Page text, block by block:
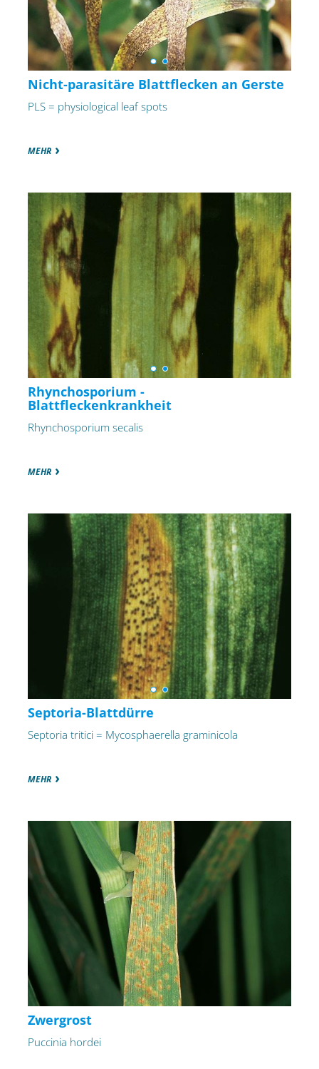
Nicht-parasitäre Blattflecken an Gerste
PLS = physiological leaf spots
MEHR
Rhynchosporium -
Blattfleckenkrankheit
Rhynchosporium secalis
MEHR
Septoria-Blattdürre
Septoria tritici = Mycosphaerella graminicola
MEHR
Zwergrost
Puccinia hordei